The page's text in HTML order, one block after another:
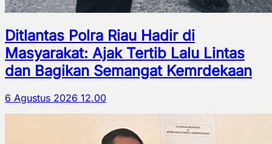
Ditlantas Polra Riau Hadir di
Masyarakat: Ajak Tertib Lalu Lintas
dan Bagikan Semangat Kemrdekaan
6 Agustus 2026 12.00